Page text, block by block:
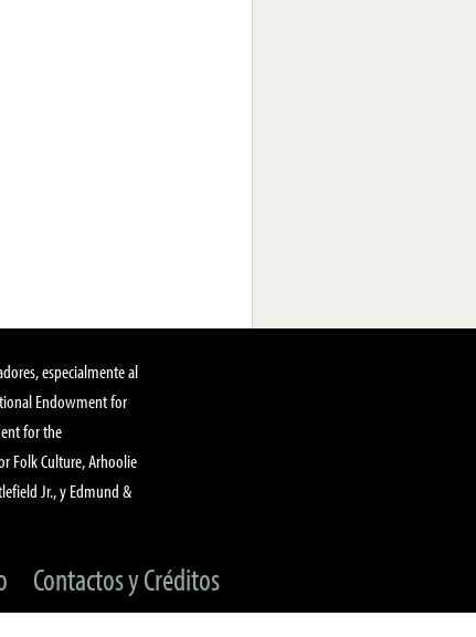
especialmente al
Endowment for
for the
Folk Culture, Arhoolie
Jr., y Edmund &
Contactos y Créditos